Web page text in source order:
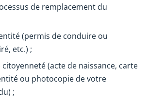
de remplacement du
(permis de conduire ou
etc.) ;
(acte de naissance, carte
ou photocopie de votre
;